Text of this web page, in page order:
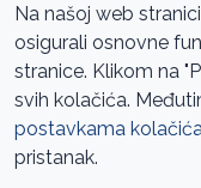
Pristup informacijama
Mapa sajta
Oglasi
Na našoj web
osigurali osnovne
stranice. Klikom na
svih kolačića.
postavkama
pristanak.